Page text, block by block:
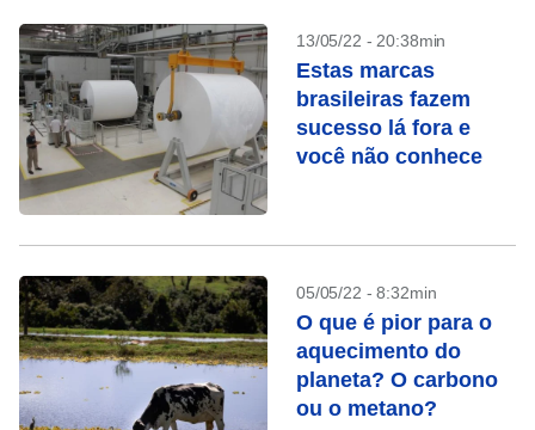
13/05/22 - 20:38min
Estas marcas
brasileiras fazem
sucesso lá fora e
você não conhece
05/05/22 - 8:32min
O que é pior para o
aquecimento do
planeta? O carbono
ou o metano?